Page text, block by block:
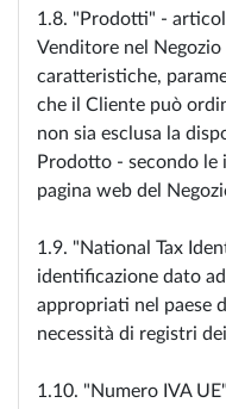
1.8. "Prodotti" -
Venditore nel
caratteristiche,
che il Cliente può
non sia esclusa la
Prodotto - secondo
pagina web del
1.9. "National Tax
identificazione dato
appropriati nel paese
necessità di registri
1.10. "Numero IVA